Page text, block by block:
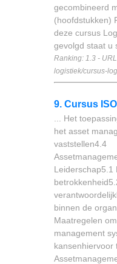
gecombineerd
(hoofdstukken)
deze cursus
gevolgd staat u
Ranking: 1.3 -
logistiek/cursus-
9. Cursus
... Het
het asset
vaststellen4.4
Leiderschap5.1
binnen de
Maatregelen
management
kansenhiervoor